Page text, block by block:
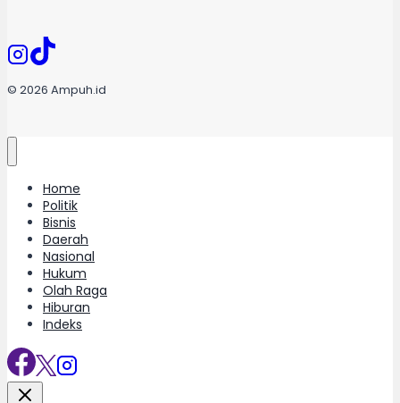
© 2026 Ampuh.id
Home
Politik
Bisnis
Daerah
Nasional
Hukum
Olah Raga
Hiburan
Indeks